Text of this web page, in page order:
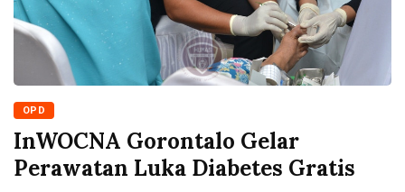
OPD
InWOCNA Gorontalo Gelar
Perawatan Luka Diabetes Gratis